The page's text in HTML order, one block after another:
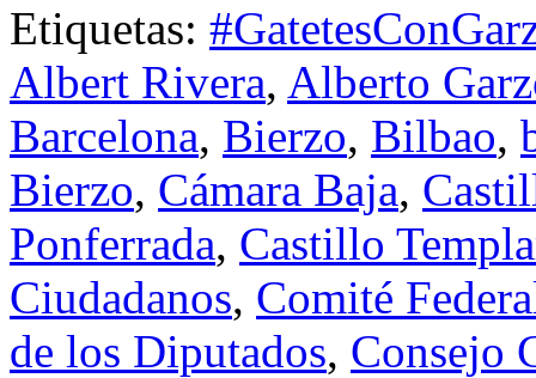
Etiquetas:
Albert Rivera, Alberto
Barcelona, Bierzo, Bilbao,
Bierzo, Cámara Baja,
Ponferrada, Castillo
Ciudadanos, Comité
de los Diputados, Consejo